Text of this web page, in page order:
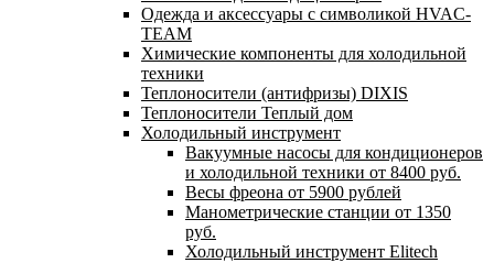
Одежда и аксессуары с символикой HVAC-
TEAM
Химические компоненты для холодильной
техники
Теплоносители (антифризы) DIXIS
Теплоносители Теплый дом
Холодильный инструмент
Вакуумные насосы для кондиционеров
и холодильной техники от 8400 руб.
Весы фреона от 5900 рублей
Манометрические станции от 1350
руб.
Холодильный инструмент Elitech